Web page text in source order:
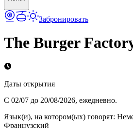
Забронировать
The Burger
Даты открытия
С 02/07 до 20/08/2026, ежедневно.
Язык(и), на котором(ых) говорят:
Французский